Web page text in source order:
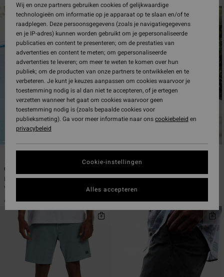
Overslaan
zoekfiltercriteria
sorteren
ECO
Crossfire Mid
Heren Blauw Short voor in en uit het
water
€ 59,95
7 ECO
Heren Beige Short voor in en uit het
water
€ 59,95
Wij en onze partners gebruiken cookies of gelijkwaardige
technologieën om informatie op je apparaat op te slaan en/of te
raadplegen. Deze persoonsgegevens (zoals je navigatiegegevens
en je IP-adres) kunnen worden gebruikt om je gepersonaliseerde
publicaties en content te presenteren; om de prestaties van
advertenties en content te meten; om gepersonaliseerde
advertenties te leveren; om meer te weten te komen over hun
publiek; om de producten van onze partners te ontwikkelen en te
verbeteren. Je kunt je keuzes aanpassen om cookies waarvoor je
toestemming nodig is al dan niet te accepteren, of je ertegen
verzetten wanneer het gaat om cookies waarvoor geen
toestemming nodig is (zoals bepaalde cookies voor
publieksmeting). Ga voor meer informatie naar onscookiebeleid en
privacybeleid
Cookie-instellingen
Alles accepteren